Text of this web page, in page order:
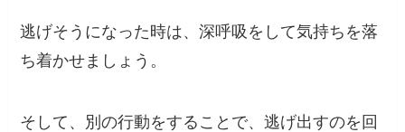
逃げそうになった時は、深呼吸をして気持ちを落
ち着かせましょう。
そして、別の行動をすることで、逃げ出すのを回